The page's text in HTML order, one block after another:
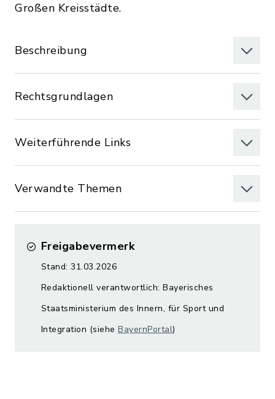
Großen Kreisstädte.
Beschreibung
Rechtsgrundlagen
Weiterführende Links
Verwandte Themen
Freigabevermerk
Stand: 31.03.2026
Redaktionell verantwortlich: Bayerisches
Staatsministerium des Innern, für Sport und
Integration (siehe BayernPortal)